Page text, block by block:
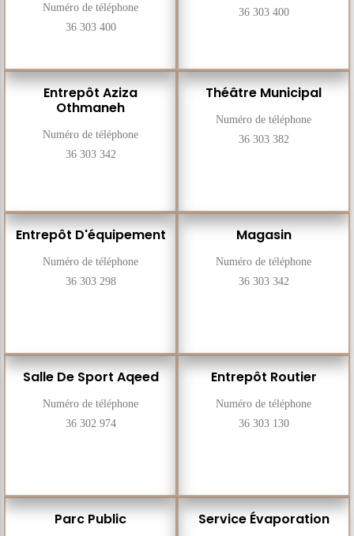
36 303 400
Numéro de téléphone
36 303 400
Théâtre Municipal
Numéro de téléphone
36 303 382
Entrepôt Aziza
Othmaneh
Numéro de téléphone
36 303 342
Magasin
Numéro de téléphone
36 303 342
Entrepôt D'équipement
Numéro de téléphone
36 303 298
Entrepôt Routier
Numéro de téléphone
36 303 130
Salle De Sport Aqeed
Numéro de téléphone
36 302 974
Service Évaporation
Parc Public